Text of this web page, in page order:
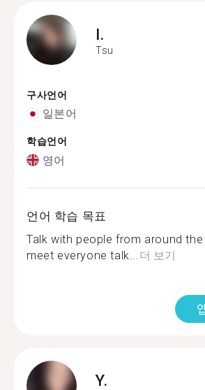
I.
Tsu
구사언어
일본어
학습언어
영어
언어 학습 목표
Talk with people from around
meet everyone talk... 더 보기
Y.